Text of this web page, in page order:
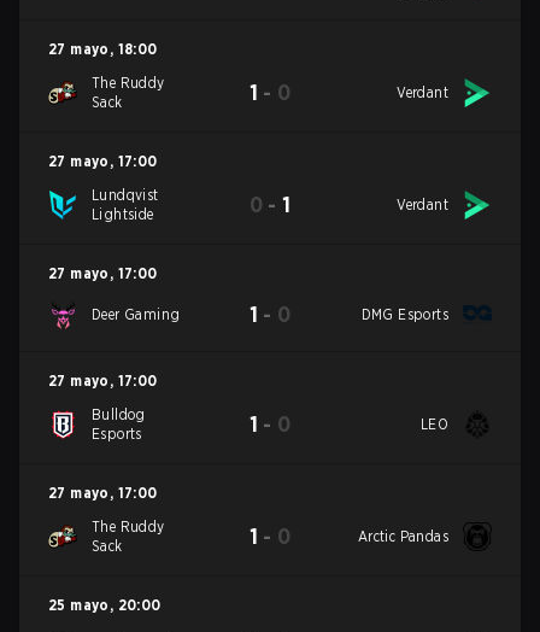
27 mayo , 18:00
The Ruddy
Sack
1 - 0 Verdant
27 mayo , 17:00
Lundqvist
Lightside
0 -1 Verdant
27 mayo , 17:00
Deer Gaming 1 - 0 DMG Esports
27 mayo , 17:00
Bulldog
Esports
1 - 0 LEO
27 mayo , 17:00
The Ruddy
Sack
1 - 0 Arctic Pandas
25 mayo , 20:00